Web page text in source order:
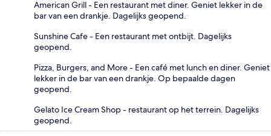
American Grill - Een restaurant met diner. Geniet lekker in de
bar van een drankje. Dagelijks geopend.
Sunshine Cafe - Een restaurant met ontbijt. Dagelijks
geopend.
Pizza, Burgers, and More - Een café met lunch en diner. Geniet
lekker in de bar van een drankje. Op bepaalde dagen
geopend.
Gelato Ice Cream Shop - restaurant op het terrein. Dagelijks
geopend.